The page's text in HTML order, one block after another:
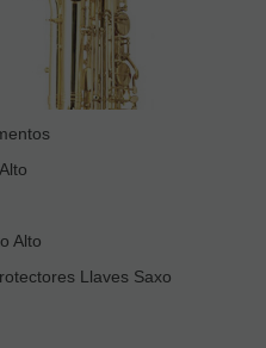
Alto
Llaves Saxo